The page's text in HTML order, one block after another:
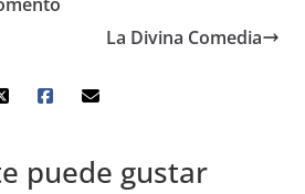
La Divina Comedia
puede gustar